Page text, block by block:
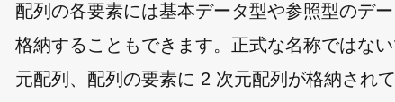
配列の各要素には基本データ型や参照型のデ
格納することもできます。正式な名称ではな
元配列、配列の要素に 2 次元配列が格納され